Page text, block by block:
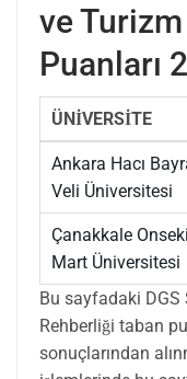
ve
Puanları
ÜNİVERSİTE
Ankara Hacı
Veli Üniversitesi
Çanakkale
Mart Üniversitesi
Bu sayfadaki DGS
Rehberliği taban
sonuçlarından